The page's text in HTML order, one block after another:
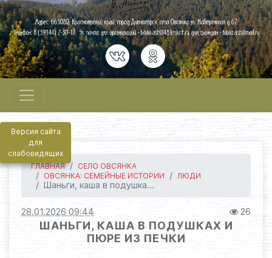
Версия сайта
для
слабовидящих
ГЛАВНАЯ
СЕЛО ОВСЯНКА
ОВСЯНКА: СЕМЕЙНЫЕ ИСТОРИИ
ЛЮДИ
Шаньги, каша в подушка...
28.01.2026 09:44 26
ШАНЬГИ, КАША В ПОДУШКАХ И
ПЮРЕ ИЗ ПЕЧКИ